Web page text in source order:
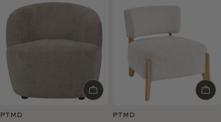
Voeg toe aan winkelwagen
PTMD PTMD